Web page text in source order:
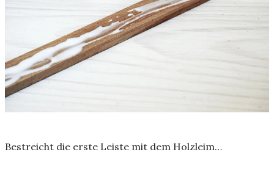
Bestreicht die erste Leiste mit dem Holzleim…